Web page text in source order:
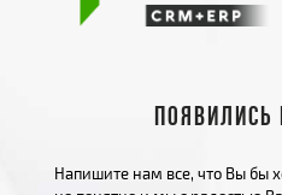
Появились
Напишите нам все, что Вы бы